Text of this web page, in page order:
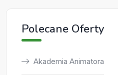
Polecane Oferty
Akademia Animatora